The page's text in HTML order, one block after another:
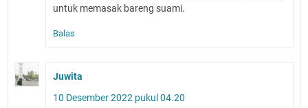
untuk memasak bareng suami.
Balas
Juwita
10 Desember 2022 pukul 04.20